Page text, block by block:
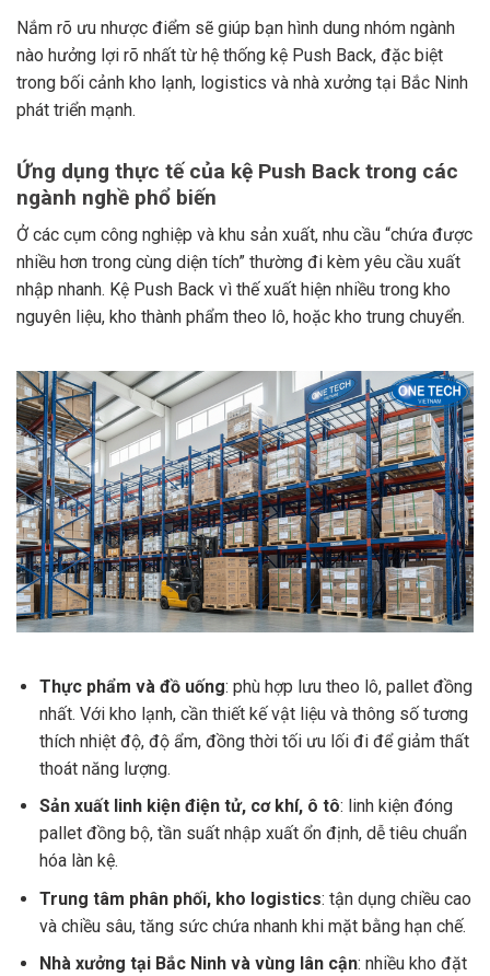
Nắm rõ ưu nhược điểm sẽ giúp bạn hình dung nhóm ngành
nào hưởng lợi rõ nhất từ hệ thống kệ Push Back, đặc biệt
trong bối cảnh kho lạnh, logistics và nhà xưởng tại Bắc Ninh
phát triển mạnh.
Ứng dụng thực tế của kệ Push Back trong các
ngành nghề phổ biến
Ở các cụm công nghiệp và khu sản xuất, nhu cầu “chứa được
nhiều hơn trong cùng diện tích” thường đi kèm yêu cầu xuất
nhập nhanh. Kệ Push Back vì thế xuất hiện nhiều trong kho
nguyên liệu, kho thành phẩm theo lô, hoặc kho trung chuyển.
Thực phẩm và đồ uống: phù hợp lưu theo lô, pallet đồng
nhất. Với kho lạnh, cần thiết kế vật liệu và thông số tương
thích nhiệt độ, độ ẩm, đồng thời tối ưu lối đi để giảm thất
thoát năng lượng.
Sản xuất linh kiện điện tử, cơ khí, ô tô: linh kiện đóng
pallet đồng bộ, tần suất nhập xuất ổn định, dễ tiêu chuẩn
hóa làn kệ.
Trung tâm phân phối, kho logistics: tận dụng chiều cao
và chiều sâu, tăng sức chứa nhanh khi mặt bằng hạn chế.
Nhà xưởng tại Bắc Ninh và vùng lân cận: nhiều kho đặt